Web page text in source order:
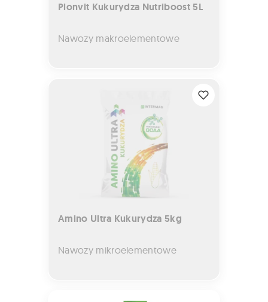
Plonvit Kukurydza Nutriboost 5L
Nawozy makroelementowe
Amino Ultra Kukurydza 5kg
Nawozy mikroelementowe